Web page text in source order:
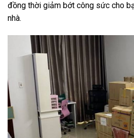
đồng thời giảm bớt công sức cho
nhà.